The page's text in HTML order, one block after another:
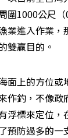
圍1000公尺
業進入作業
雙贏目的。
面上的方位或
作釣，不像政
浮標來定位，
預防過多的一